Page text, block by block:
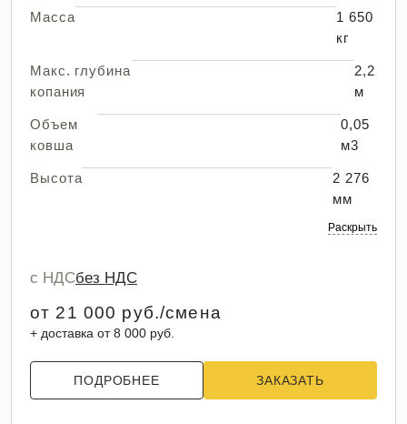
Масса
1 650
кг
Макс. глубина
копания
2,2
м
Объем
ковша
0,05
м3
Высота
2 276
мм
Раскрыть
с НДСбез НДС
от 21 000 руб./смена
+ доставка от 8 000 руб.
ПОДРОБНЕЕ ЗАКАЗАТЬ